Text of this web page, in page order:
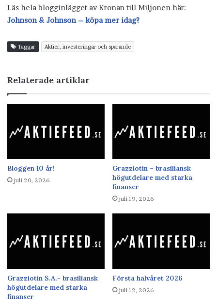
Läs hela blogginlägget av Kronan till Miljonen här:
Johnson & Johnson – köpa mer idag?
Taggar Aktier, investeringar och sparande
Relaterade artiklar
Bloggen 10 år!
juli 20, 2026
Grazziotin – brasiliansk
högutdelare med starka
finanser
juli 19, 2026
Grazziotin S.A.- brasiliansk
högutdelare med starka
finanser
Första halvåret 2026
juli 12, 2026